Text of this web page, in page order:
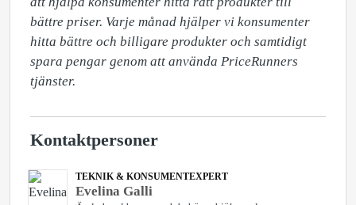
bättre priser. Varje månad hjälper vi konsumenter
hitta bättre och billigare produkter och samtidigt
spara pengar genom att använda PriceRunners
tjänster.
Kontaktpersoner
TEKNIK & KONSUMENTEXPERT
Evelina Galli